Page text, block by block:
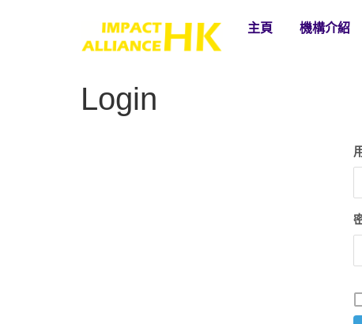
主頁 機構介紹
Login